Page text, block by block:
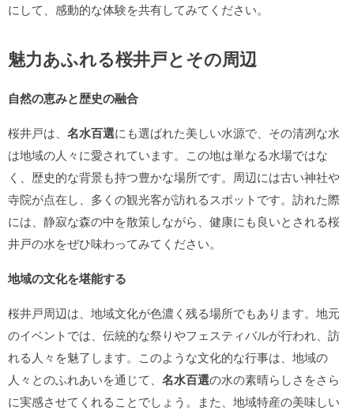
にして、感動的な体験を共有してみてください。
魅力あふれる桜井戸とその周辺
自然の恵みと歴史の融合
桜井戸は、 名水百選にも選ばれた美しい水源で、その清冽な水
は地域の人々に愛されています。この地は単なる水場ではな
く、歴史的な背景も持つ豊かな場所です。周辺には古い神社や
寺院が点在し、多くの観光客が訪れるスポットです。訪れた際
には、静寂な森の中を散策しながら、健康にも良いとされる桜
井戸の水をぜひ味わってみてください。
地域の文化を堪能する
桜井戸周辺は、地域文化が色濃く残る場所でもあります。地元
のイベントでは、伝統的な祭りやフェスティバルが行われ、訪
れる人々を魅了します。このような文化的な行事は、地域の
人々とのふれあいを通じて、 名水百選の水の素晴らしさをさら
に実感させてくれることでしょう。また、地域特産の美味しい